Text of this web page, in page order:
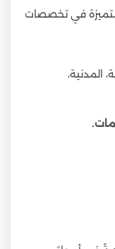
متميزة في تخصصات
المدنية،